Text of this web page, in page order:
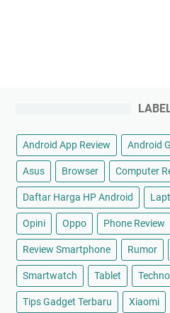
Android App Review Android
Asus Browser Computer
Daftar Harga HP Android
Opini Oppo Phone Review
Review Smartphone Rumor
Smartwatch Tablet
Tips Gadget Terbaru Xiaomi